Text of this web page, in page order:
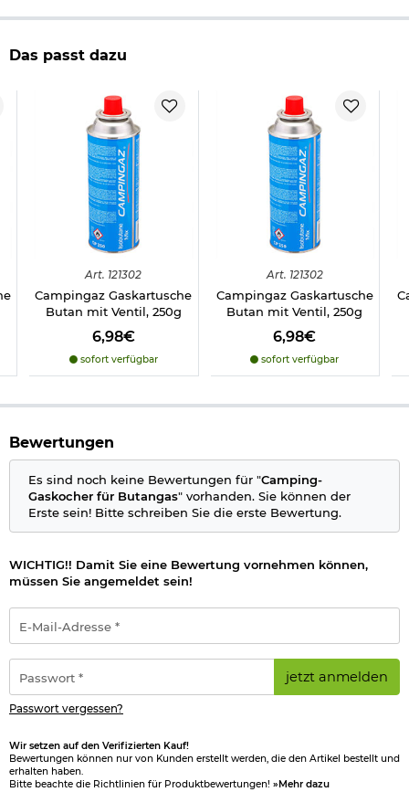
benötigtes Gas: flüssiges Butangas mit Zündung
Maße: 33 x 28,5 x 8,8 cm
Bitte Butangaskartusche extra bestellen. Lieferung erfolgt ohne
Herstellerinformationen
Das passt dazu
Art. 121302
Campingaz Gaskartusche
Butan mit Ventil, 250g
6,98€
sofort verfügbar
Art. 121302
Campingaz Gaskartusche
Butan mit Ventil, 250g
6,98€
sofort verfügbar
Bewertungen
Es sind noch keine Bewertungen für "Camping-
Gaskocher für Butangas" vorhanden. Sie können der
Erste sein! Bitte schreiben Sie die erste Bewertung.
WICHTIG!! Damit Sie eine Bewertung vornehmen können,
müssen Sie angemeldet sein!
Mail-
Adresse
*
jetzt anmelden
Passwort vergessen?
Wir setzen auf den Verifizierten Kauf!
Bewertungen können nur von Kunden erstellt werden, die den Artikel bestellt und
erhalten haben.
Bitte beachte die Richtlinien für Produktbewertungen! »Mehr dazu